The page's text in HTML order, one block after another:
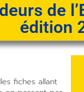
de
édition
fiches allant